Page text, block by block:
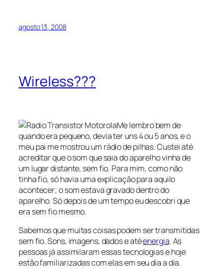
agosto 13, 2008
Wireless???
Me lembro bem de
quando era pequeno, devia ter uns 4 ou 5 anos, e o
meu pai me mostrou um rádio de pilhas. Custei até
acreditar que o som que saia do aparelho vinha de
um lugar distante, sem fio. Para mim, como não
tinha fio, só havia uma explicação para aquilo
acontecer; o som estava gravado dentro do
aparelho. Só depois de um tempo eu descobri que
era sem fio mesmo.
Sabemos que muitas coisas podem ser transmitidas
sem fio. Sons, imagens, dados e atéenergia. As
pessoas já assimilaram essas tecnologias e hoje
estão familiarizadas com elas em seu dia a dia.